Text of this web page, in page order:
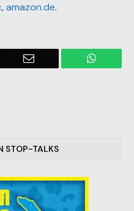
,amazon.de.
Email
STOP-TALKS